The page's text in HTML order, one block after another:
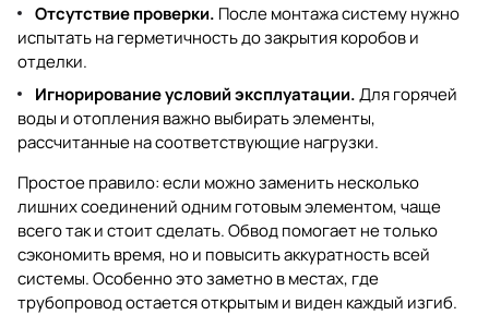
Отсутствие проверки. После монтажа систему нужно
испытать на герметичность до закрытия коробов и
отделки.
Игнорирование условий эксплуатации.Для горячей
воды и отопления важно выбирать элементы,
рассчитанные на соответствующие нагрузки.
Простое правило: если можно заменить несколько
лишних соединений одним готовым элементом, чаще
всего так и стоит сделать. Обвод помогает не только
сэкономить время, но и повысить аккуратность всей
системы. Особенно это заметно в местах, где
трубопровод остается открытым и виден каждый изгиб.